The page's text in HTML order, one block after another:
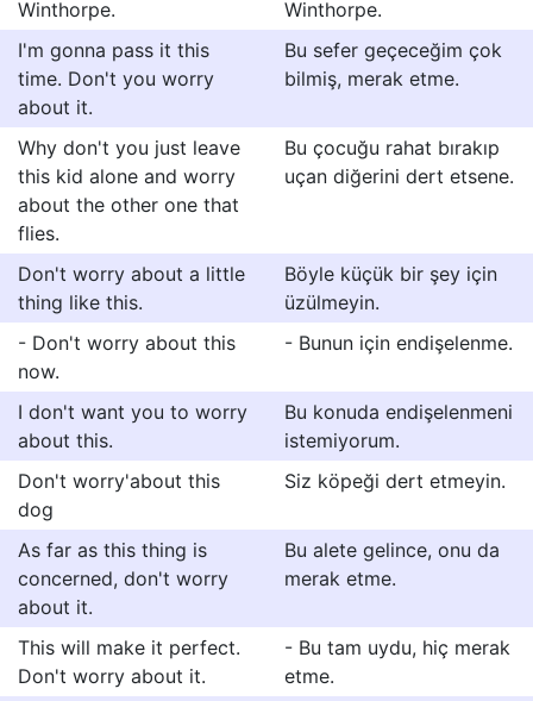
Winthorpe.
Winthorpe.
I'm gonna pass it this
time. Don't you worry
about it.
Bu sefer geçeceğim çok
bilmiş, merak etme.
Why don't you just leave
this kid alone and worry
about the other one that
flies.
Bu çocuğu rahat bırakıp
uçan diğerini dert etsene.
Don't worry about a little
thing like this.
Böyle küçük bir şey için
üzülmeyin.
- Don't worry about this
now.
- Bunun için endişelenme.
I don't want you to worry
about this.
Bu konuda endişelenmeni
istemiyorum.
Don't worry'about this
dog
Siz köpeği dert etmeyin.
As far as this thing is
concerned, don't worry
about it.
Bu alete gelince, onu da
merak etme.
This will make it perfect.
Don't worry about it.
- Bu tam uydu, hiç merak
etme.